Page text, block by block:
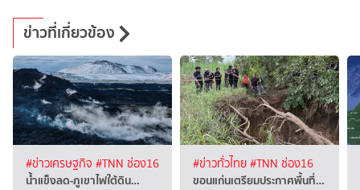
ข่าวที่เกี่ยวข้อง
#ข่าวเศรษฐกิจ #TNN ช่อง16
น้ำแข็งลด-ภูเขาไฟใต้ดิน…
#ข่าวทั่วไทย#TNN ช่อง16
ขอนแก่นเตรียมประกาศพื้นที่…